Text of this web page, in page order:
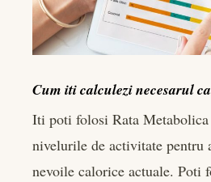
Cum iti calculezi necesarul
Iti poti folosi Rata
nivelurile de activitate pentru
nevoile calorice actuale. Poti